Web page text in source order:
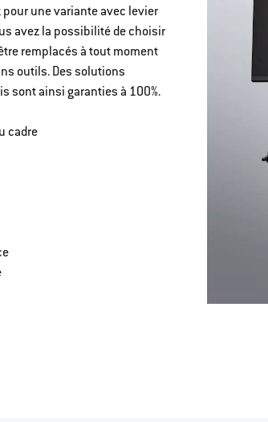
une variante avec levier
avez la possibilité de choisir
remplacés à tout moment
outils. Des solutions
sont ainsi garanties à 100%.
cadre